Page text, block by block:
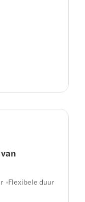
Flexibele duur